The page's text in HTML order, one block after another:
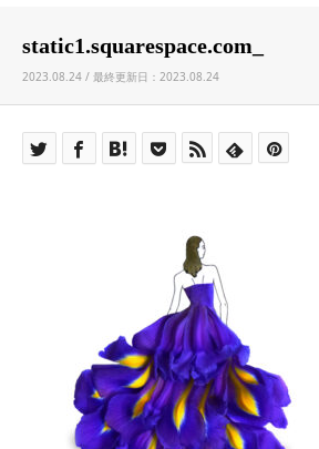
static1.squarespace.com_
2023.08.24 / 最終更新日：2023.08.24